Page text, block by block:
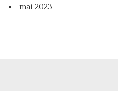
mai 2023